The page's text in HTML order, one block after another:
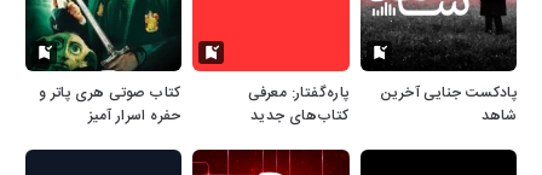
پادکست جنایی آخرین
شاهد
پاره‌گفتار: معرفی
کتاب‌های جدید
کتاب صوتی هری پاتر و
حفره اسرار آمیز